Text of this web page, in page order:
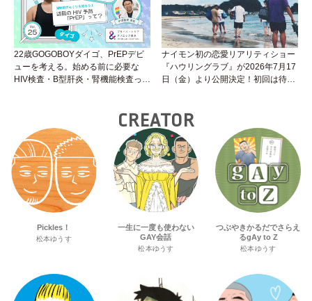
22歳GOGOBOYダイゴ、PrEPデビ
ューを考える。始める前に必要な
HIV検査・B型肝炎・腎機能検査っ
生に聞けばイイ！（Vol.25）
ナイモン初の恋愛リアリティショー
『ハウリングラブ』が2026年7月17
日（金）より公開決定！初回は待望
CREATOR
Pickles！
松本ゆうす
一生に一度も使わない
GAY会話
松本ゆうす
つぶやきかるだでさらえ
るgAy to Z
松本ゆうす